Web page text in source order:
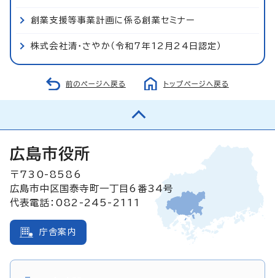
創業支援等事業計画に係る創業セミナー
株式会社清・さやか（令和7年12月24日認定）
前のページへ戻る トップページへ戻る
広島市役所
〒730-8586
広島市中区国泰寺町一丁目6番34号
代表電話：082-245-2111
庁舎案内